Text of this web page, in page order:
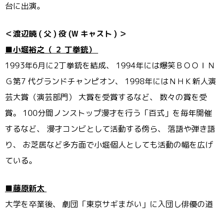
台に出演。
＜渡辺暁 ( 父 )役 (W キャスト ) ＞
■小堀裕之（ ２ 丁拳銃）
1993年6月に2丁拳銃を結成、 1994年には爆笑ＢＯＯＩＮ
Ｇ第7 代グランドチャンピオン、 1998年にはＮＨＫ新人演
芸大賞（演芸部門） 大賞を受賞するなど、 数々の賞を受
賞。 100分間ノンストップ漫才を行う「百式」を毎年開催
するなど、 漫才コンビとして活動する傍ら、 落語や弾き語
り、 お芝居など多方面で小堀個人としても活動の幅を広げ
ている。
■藤原新太
大学を卒業後、 劇団「東京サギまがい」に入団し俳優の道